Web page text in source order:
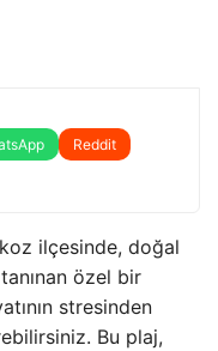
Reddit
ilçesinde, doğal
özel bir
stresinden
Bu plaj,